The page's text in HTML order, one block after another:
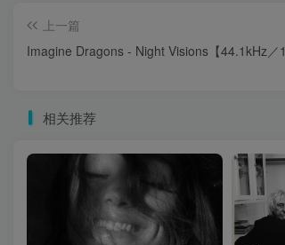
上一篇
Imagine Dragons - Night Visions【44.1kHz／
相关推荐